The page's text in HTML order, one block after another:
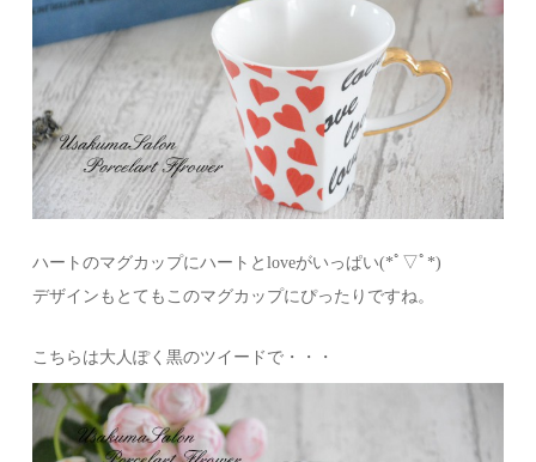
ハートのマグカップにハートとloveがいっぱい(*ﾟ▽ﾟ*)
デザインもとてもこのマグカップにぴったりですね。
こちらは大人ぽく黒のツイードで・・・